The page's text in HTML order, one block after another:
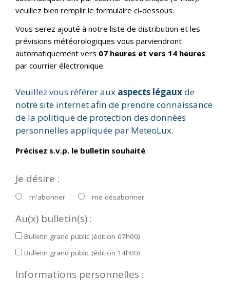
veuillez bien remplir le formulaire ci-dessous.
Vous serez ajouté à notre liste de distribution et les
prévisions météorologiques vous parviendront
automatiquement vers 07 heures et vers 14 heures
par courrier électronique.
Veuillez vous référer aux aspects légauxde
notre site internet afin de prendre connaissance
de la politique de protection des données
personnelles appliquée par MeteoLux.
Précisez s.v.p. le bulletin souhaité
Je désire :
m'abonner me désabonner
Au(x) bulletin(s) :
Bulletin grand public (édition 07h00)
Bulletin grand public (édition 14h00)
Informations personnelles :